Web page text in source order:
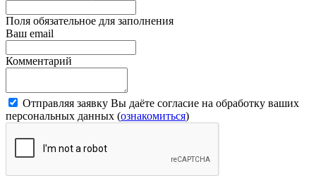
Поля обязательное для заполнения
Ваш email
Комментарий
Отправляя заявку Вы даёте согласие на обработку ваших
персональных данных (ознакомиться)